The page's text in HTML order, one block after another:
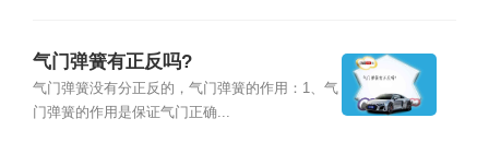
气门弹簧有正反吗?
气门弹簧没有分正反的，气门弹簧的作用：1、气
门弹簧的作用是保证气门正确...